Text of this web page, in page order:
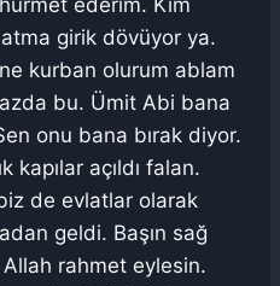
ederim. Kim
girik dövüyor ya.
kurban olurum ablam
bu. Ümit Abi bana
onu bana bırak diyor.
kapılar açıldı falan.
de evlatlar olarak
geldi. Başın sağ
rahmet eylesin.